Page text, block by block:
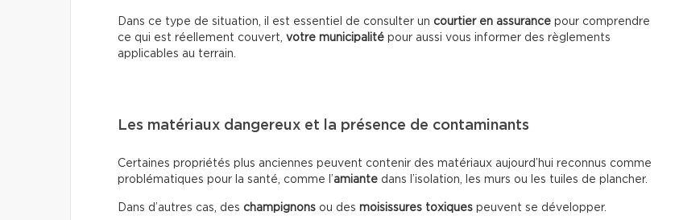
Dans ce type de situation, il est essentiel de consulter un courtier en assurance pour comprendre
ce qui est réellement couvert, votre municipalité pour aussi vous informer des règlements
applicables au terrain.
Les matériaux dangereux et la présence de contaminants
Certaines propriétés plus anciennes peuvent contenir des matériaux aujourd’hui reconnus comme
problématiques pour la santé, comme l’amiante dans l’isolation, les murs ou les tuiles de plancher.
Dans d’autres cas, des champignons ou des moisissures toxiques peuvent se développer.